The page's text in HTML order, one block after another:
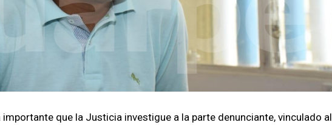
que la Justicia investigue a la parte denunciante, vinculado al